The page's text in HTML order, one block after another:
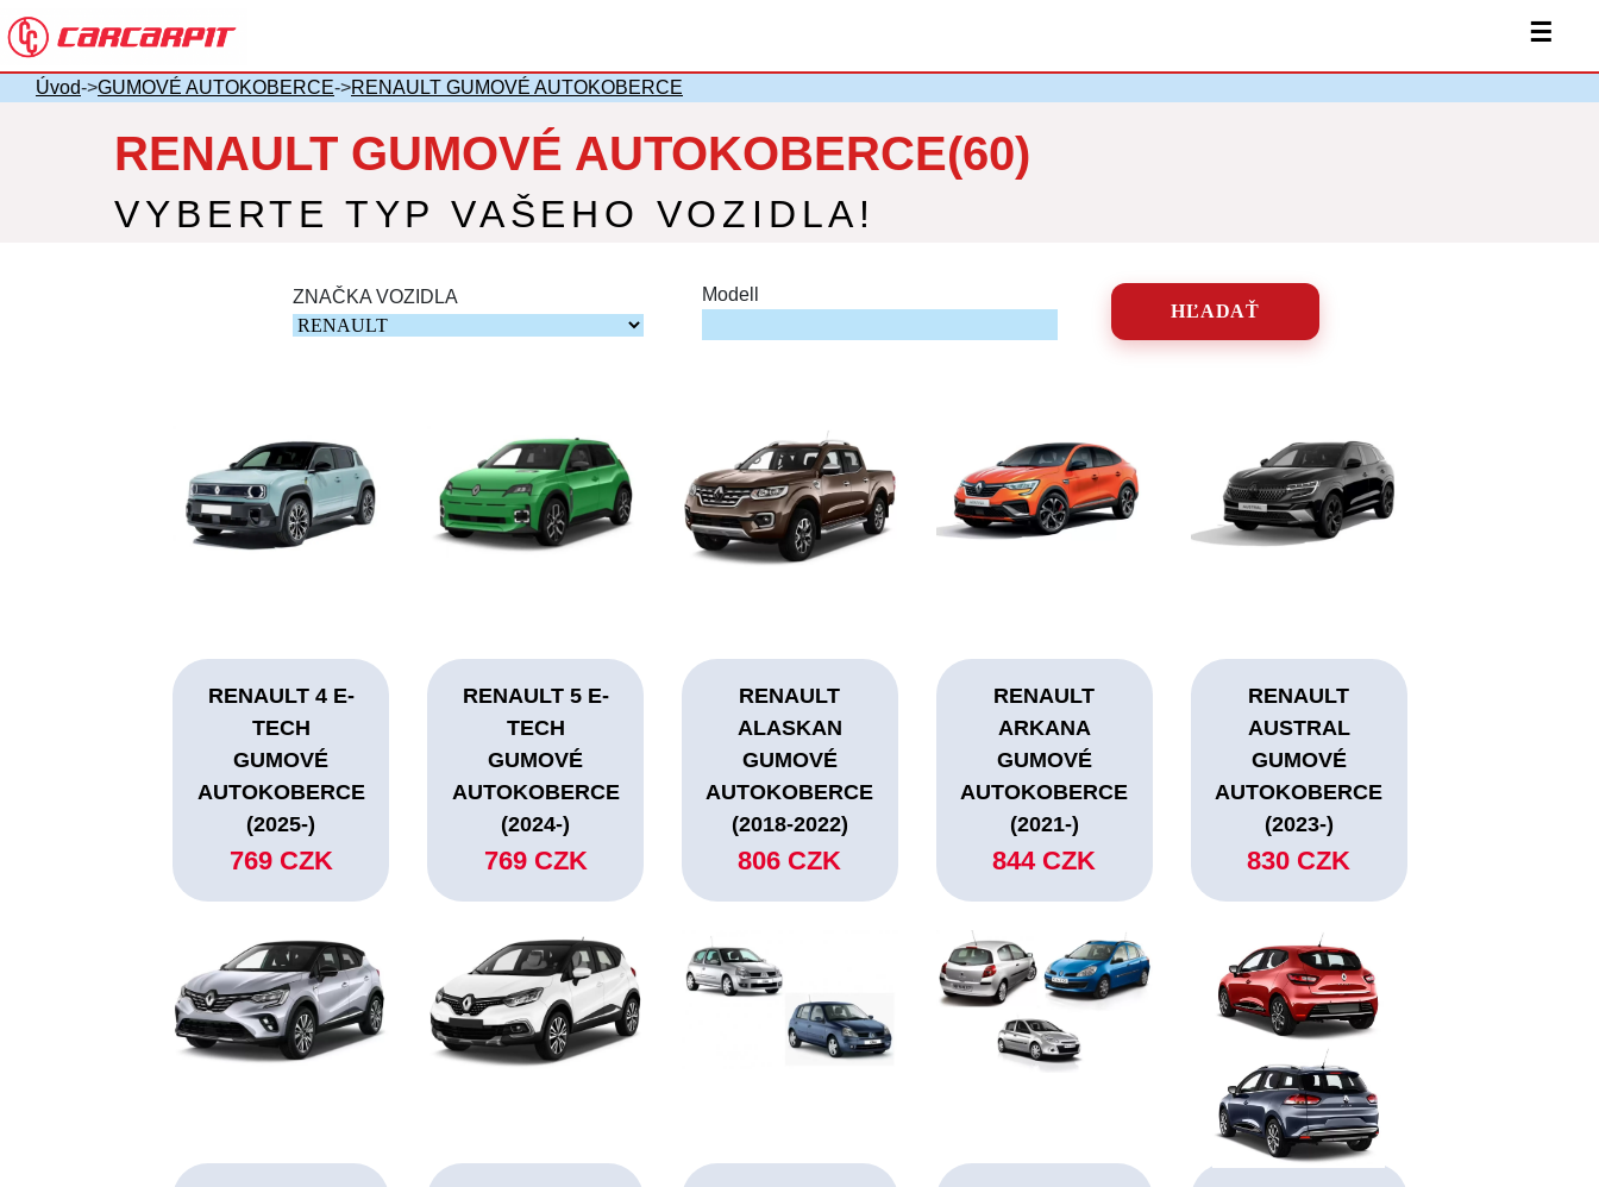
☰
Úvod->GUMOVÉ AUTOKOBERCE->RENAULT GUMOVÉ AUTOKOBERCE
RENAULT GUMOVÉ AUTOKOBERCE(60)
VYBERTE TYP VAŠEHO VOZIDLA!
ZNAČKA VOZIDLA
Modell
HĽADAŤ
RENAULT 4 E-
TECH
GUMOVÉ
AUTOKOBERCE
(2025-)
769 CZK
RENAULT 5 E-
TECH
GUMOVÉ
AUTOKOBERCE
(2024-)
769 CZK
RENAULT
ALASKAN
GUMOVÉ
AUTOKOBERCE
(2018-2022)
806 CZK
RENAULT
ARKANA
GUMOVÉ
AUTOKOBERCE
(2021-)
844 CZK
RENAULT
AUSTRAL
GUMOVÉ
AUTOKOBERCE
(2023-)
830 CZK